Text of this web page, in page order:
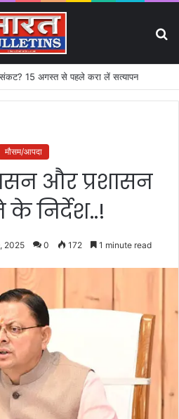
15 अगस्त से पहले करा लें सत्यापन
मौसम/आपदा
और प्रशासन
निर्देश..!
2025 0 172 1 minute read